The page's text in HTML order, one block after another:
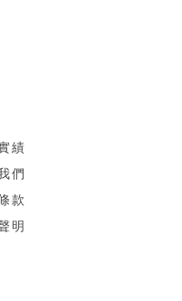
績
們
款
明